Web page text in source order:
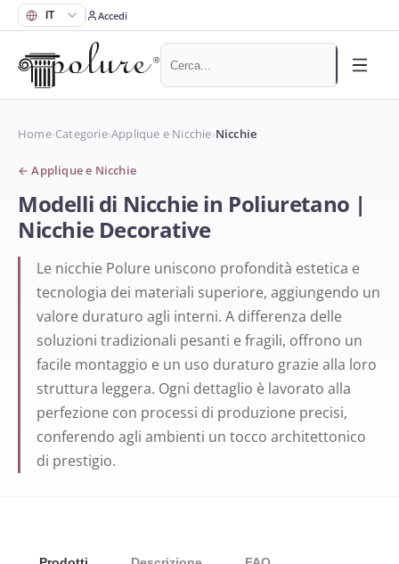
Accedi
Home›Categorie›Applique e Nicchie›Nicchie
←Applique e Nicchie
Modelli di Nicchie in Poliuretano |
Nicchie Decorative
Le nicchie Polure uniscono profondità estetica e
tecnologia dei materiali superiore, aggiungendo un
valore duraturo agli interni. A differenza delle
soluzioni tradizionali pesanti e fragili, offrono un
facile montaggio e un uso duraturo grazie alla loro
struttura leggera. Ogni dettaglio è lavorato alla
perfezione con processi di produzione precisi,
conferendo agli ambienti un tocco architettonico
di prestigio.